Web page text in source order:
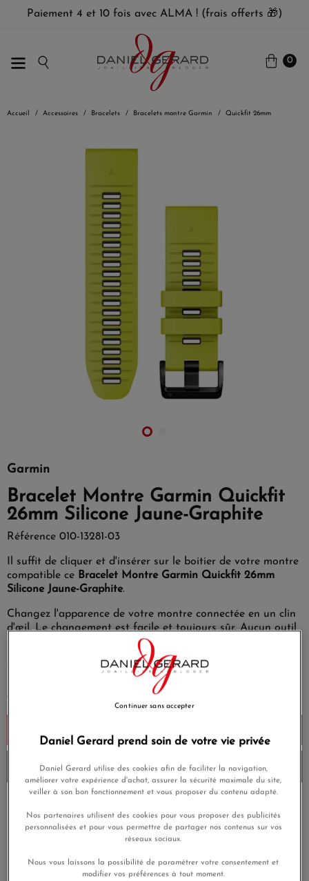
Paiement 4 et 10 fois avec ALMA ! (frais offerts 🎁)
0
Accueil Accessoires Bracelets Bracelets montre Garmin Quickfit 26mm
Garmin
Bracelet Montre Garmin Quickfit
26mm Silicone Jaune-Graphite
Référence 010-13281-03
Il suffit de cliquer et d'insérer sur le boitier de votre montre
compatible ce Bracelet Montre Garmin Quickfit 26mm
Silicone Jaune-Graphite.
Changez l'apparence de votre montre connectée en un clin
d'œil. Le changement est facile et toujours sûr. Aucun outil
49,00 €
Livré chez vous en 3 à 4 jours
Livraison gratuite
sans frais
Daniel Gerard prend soin de votre vie privée
Daniel Gerard utilise des cookies afin de faciliter la navigation,
améliorer votre expérience d'achat, assurer la sécurité maximale du site,
veiller à son bon fonctionnement et vous proposer du contenu adapté.
Nos partenaires utilisent des cookies pour vous proposer des publicités
personnalisées et pour vous permettre de partager nos contenus sur vos
réseaux sociaux.
Nous vous laissons la possibilité de paramétrer votre consentement et
modifier vos préférences à tout moment.
Continuer sans accepter